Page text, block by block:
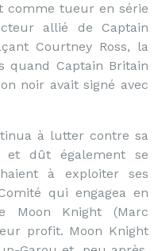
comme tueur en série
allié de Captain
Courtney Ross, la
quand Captain Britain
noir avait signé avec
à lutter contre sa
et dût également se
à exploiter ses
qui engagea en
Moon Knight (Marc
profit. Moon Knight